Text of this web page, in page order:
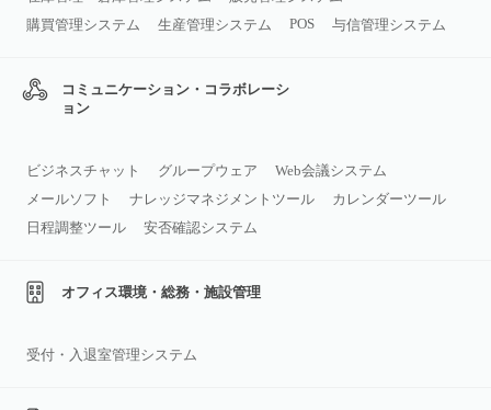
購買管理システム
生産管理システム POS 与信管理システム
コミュニケーション・コラボレーシ
ョン
ビジネスチャット グループウェア
Web会議システム
メールソフト
ナレッジマネジメントツール
カレンダーツール
日程調整ツール
安否確認システム
オフィス環境・総務・施設管理
受付・入退室管理システム